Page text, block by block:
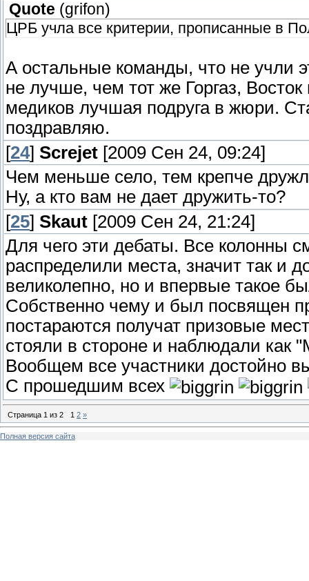
Quote (grifon)
ЦРБ учла все критерии, прописанные в
А остальные команды, что не учли
не лучше, чем тот же Горгаз,
медиков лучшая подруга в жюри.
поздравляю.
[24] Screjet [2009 Сен 24, 09:24]
Чем меньше село, тем крепче
Ну, а кто вам не дает дружить-то?
[25] Skaut [2009 Сен 24, 21:24]
Для чего эти дебаты. Все колонны
распределили места, значит так и
великолепно, но и впервые такое
Собственно чему и был посвящен
постараются получат призовые
стояли в стороне и наблюдали как
Вообщем все участники достойно
С прошедшим всех
Страница 1 из 2 1 2 »
Полная версия сайта